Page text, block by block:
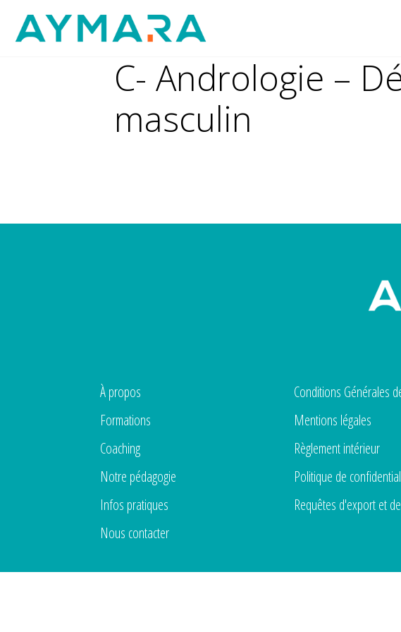
Aller
C- Andrologie –
masculin
À propos
Formations
Coaching
Notre pédagogie
Infos pratiques
Nous contacter
Conditions Générales
Mentions légales
Règlement intérieur
Politique de
Requêtes d'export et